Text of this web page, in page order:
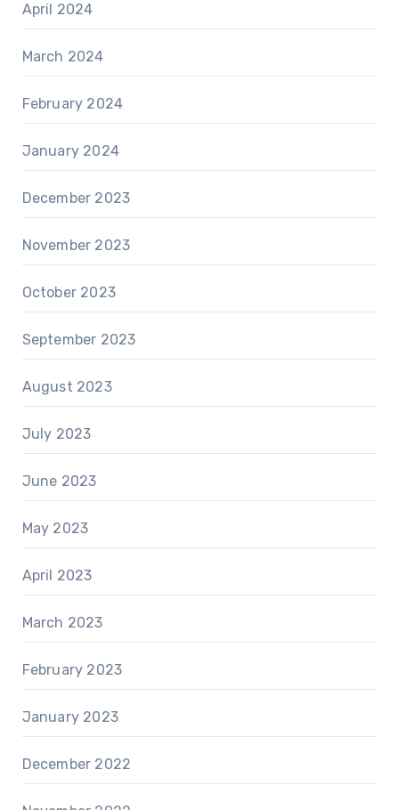
April 2024
March 2024
February 2024
January 2024
December 2023
November 2023
October 2023
September 2023
August 2023
July 2023
June 2023
May 2023
April 2023
March 2023
February 2023
January 2023
December 2022